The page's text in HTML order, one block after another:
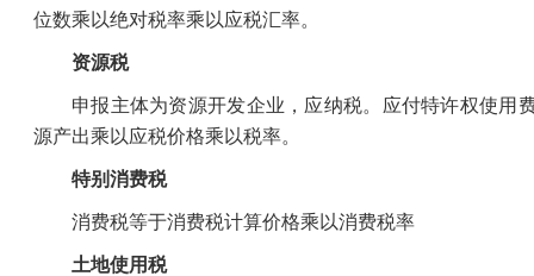
位数乘以绝对税率乘以应税汇率。
资源税
申报主体为资源开发企业，应纳税。应付特许权使用
源产出乘以应税价格乘以税率。
特别消费税
消费税等于消费税计算价格乘以消费税率
土地使用税